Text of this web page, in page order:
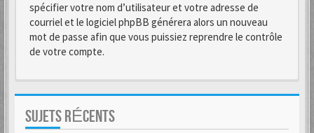
spécifier votre nom d’utilisateur et votre adresse de
courriel et le logiciel phpBB générera alors un nouveau
mot de passe afin que vous puissiez reprendre le contrôle
de votre compte.
SUJETS RÉCENTS